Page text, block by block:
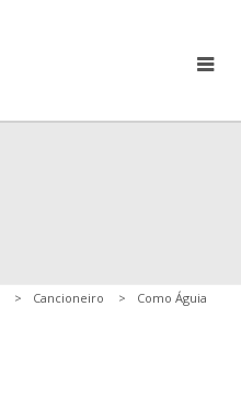
Cancioneiro Como Águia